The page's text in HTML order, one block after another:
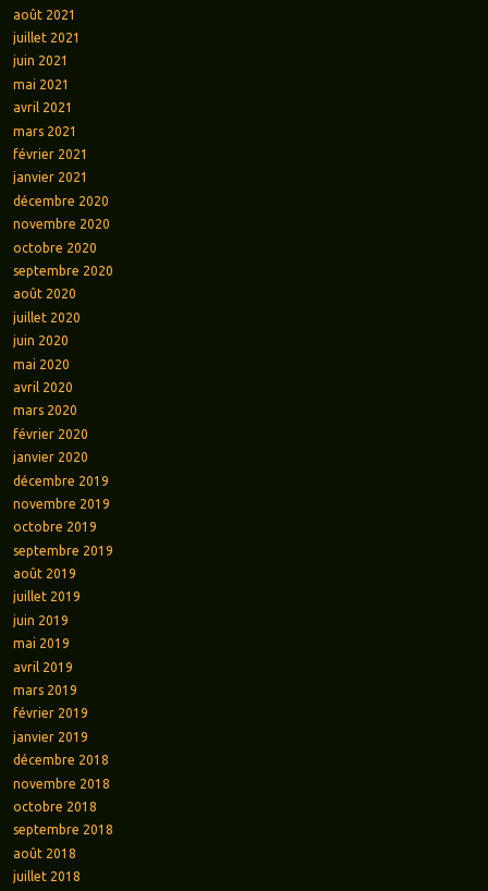
août 2021
juillet 2021
juin 2021
mai 2021
avril 2021
mars 2021
février 2021
janvier 2021
décembre 2020
novembre 2020
octobre 2020
septembre 2020
août 2020
juillet 2020
juin 2020
mai 2020
avril 2020
mars 2020
février 2020
janvier 2020
décembre 2019
novembre 2019
octobre 2019
septembre 2019
août 2019
juillet 2019
juin 2019
mai 2019
avril 2019
mars 2019
février 2019
janvier 2019
décembre 2018
novembre 2018
octobre 2018
septembre 2018
août 2018
juillet 2018